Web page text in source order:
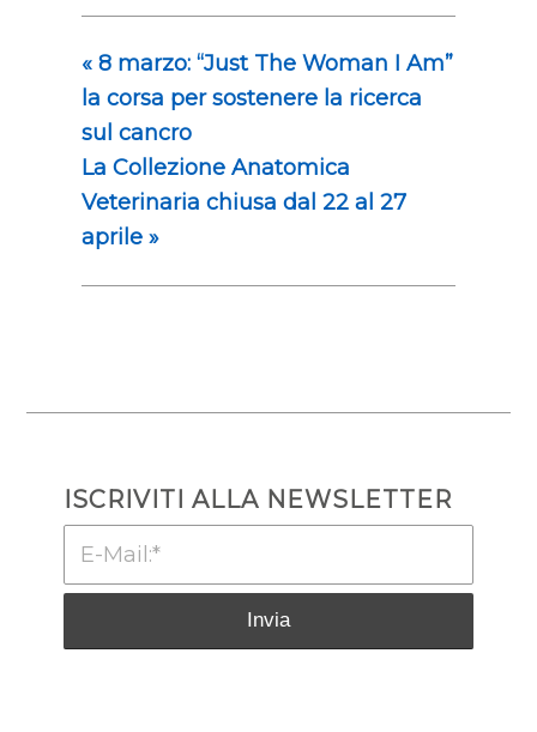
«8 marzo: “Just The Woman I Am”
la corsa per sostenere la ricerca
sul cancro
La Collezione Anatomica
Veterinaria chiusa dal 22 al 27
aprile »
ISCRIVITI ALLA NEWSLETTER